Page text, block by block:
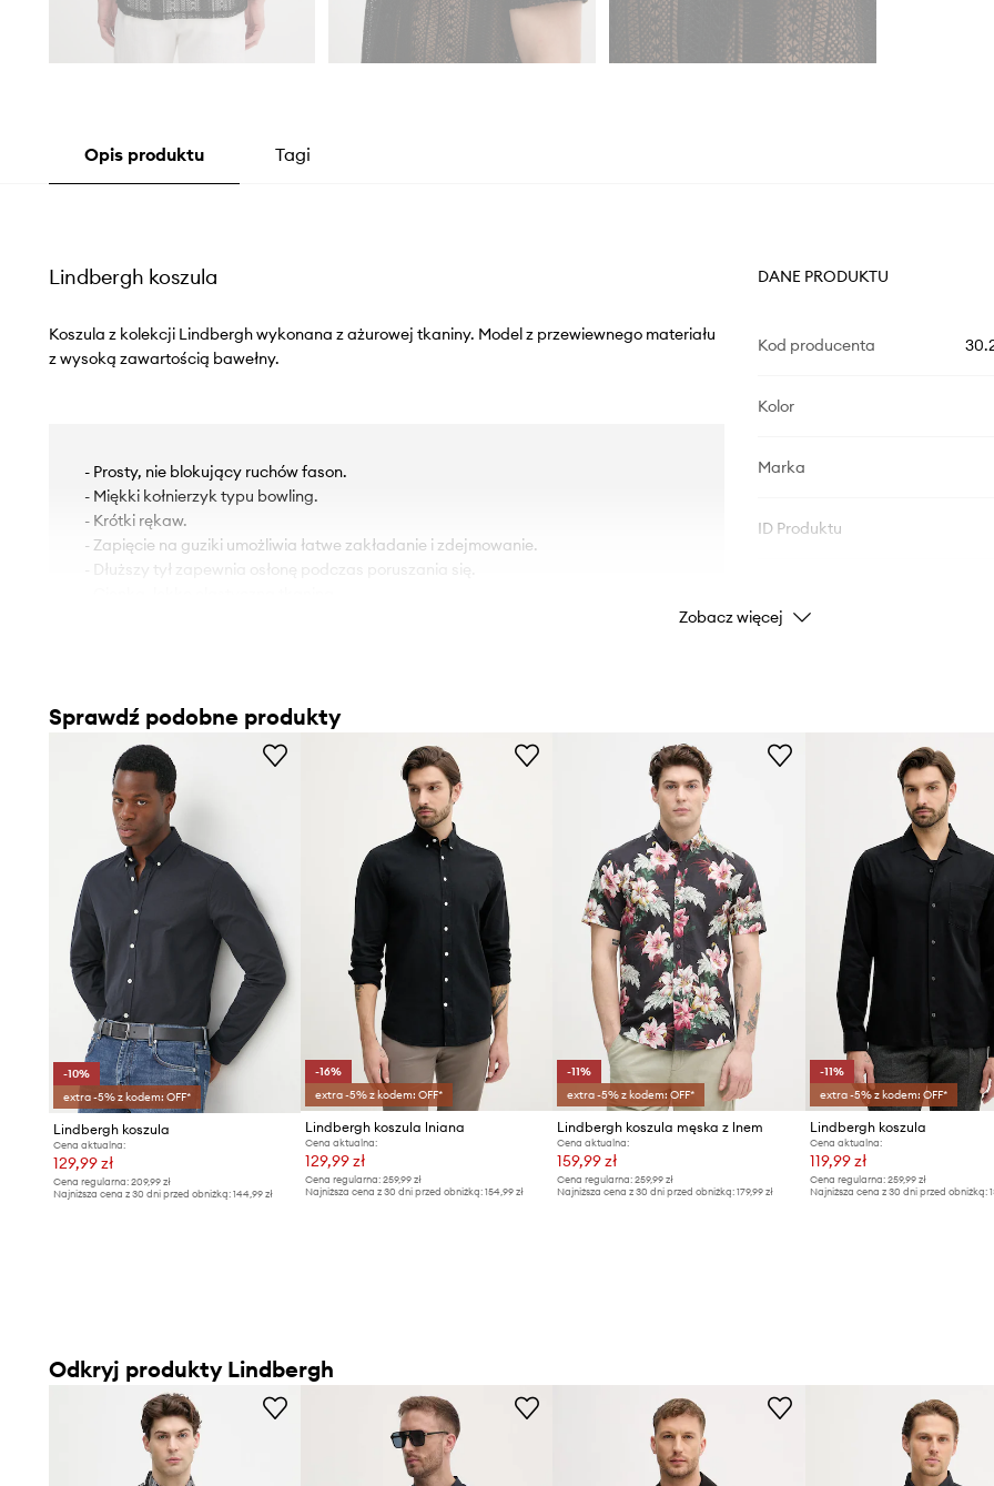
Opis produktu Tagi
Lindbergh koszula
Koszula z kolekcji Lindbergh wykonana z ażurowej tkaniny. Model z przewiewnego materiału
z wysoką zawartością bawełny.
- Prosty, nie blokujący ruchów fason.
- Miękki kołnierzyk typu bowling.
- Krótki rękaw.
- Zapięcie na guziki umożliwia łatwe zakładanie i zdejmowanie.
- Dłuższy tył zapewnia osłonę podczas poruszania się.
DANE PRODUKTU
Kod producenta
Kolor
Marka
ID Produktu
Zobacz więcej
Sprawdź podobne produkty
-10%
extra -5% z kodem: OFF*
Lindbergh koszula
Cena aktualna:
129,99 zł
Cena regularna: 209,99 zł
Najniższa cena z 30 dni przed obniżką: 144,99 zł
-16%
extra -5% z kodem: OFF*
Lindbergh koszula lniana
Cena aktualna:
129,99 zł
Cena regularna:259,99 zł
Najniższa cena z 30 dni przed obniżką:154,99 zł
-11%
extra -5% z kodem: OFF*
Lindbergh koszula męska z lnem
Cena aktualna:
159,99 zł
Cena regularna: 259,99 zł
Najniższa cena z 30 dni przed obniżką: 179,99 zł
-11%
extra -5% z kodem: OFF*
Lindbergh koszula
Cena aktualna:
119,99 zł
Cena regularna: 259,99 zł
Najniższa cena z 30 dni przed obniżką:
Odkryj produkty Lindbergh